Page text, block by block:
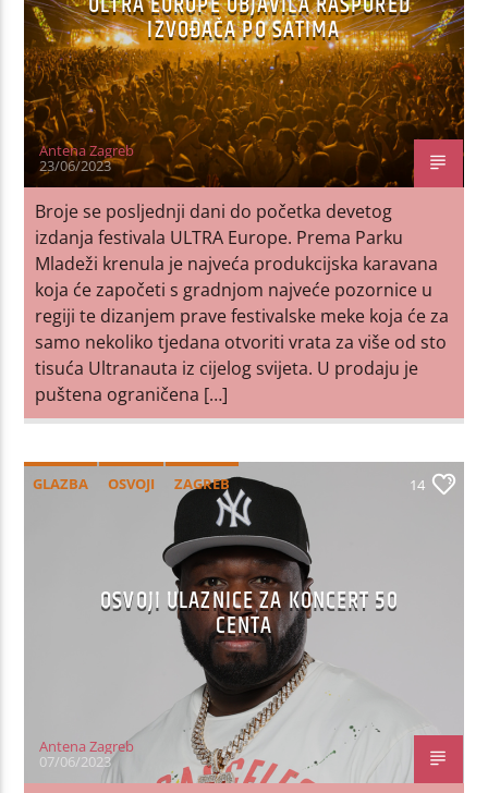
IZVOĐAČA PO SATIMA
Antena Zagreb
23/06/2023
Broje se posljednji dani do početka devetog
izdanja festivala ULTRA Europe. Prema Parku
Mladeži krenula je najveća produkcijska karavana
koja će započeti s gradnjom najveće pozornice u
regiji te dizanjem prave festivalske meke koja će za
samo nekoliko tjedana otvoriti vrata za više od sto
tisuća Ultranauta iz cijelog svijeta. U prodaju je
puštena ograničena […]
GLAZBA OSVOJI ZAGREB 14
OSVOJI ULAZNICE ZA KONCERT 50
CENTA
Antena Zagreb
07/06/2023